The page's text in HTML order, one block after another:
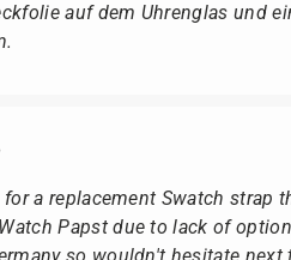
auf dem Uhrenglas und
a replacement Swatch strap
Papst due to lack of